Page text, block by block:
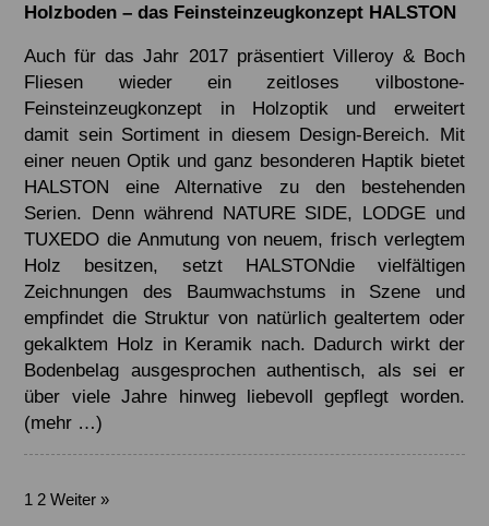
Holzboden – das Feinsteinzeugkonzept HALSTON
Auch für das Jahr 2017 präsentiert Villeroy & Boch
Fliesen wieder ein zeitloses vilbostone-
Feinsteinzeugkonzept in Holzoptik und erweitert
damit sein Sortiment in diesem Design-Bereich. Mit
einer neuen Optik und ganz besonderen Haptik bietet
HALSTON eine Alternative zu den bestehenden
Serien. Denn während NATURE SIDE, LODGE und
TUXEDO die Anmutung von neuem, frisch verlegtem
Holz besitzen, setzt HALSTONdie vielfältigen
Zeichnungen des Baumwachstums in Szene und
empfindet die Struktur von natürlich gealtertem oder
gekalktem Holz in Keramik nach. Dadurch wirkt der
Bodenbelag ausgesprochen authentisch, als sei er
über viele Jahre hinweg liebevoll gepflegt worden.
(mehr …)
1 2 Weiter »